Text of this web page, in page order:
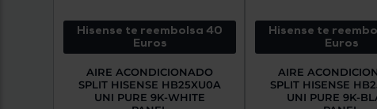
Hisense te reembolsa 40
Euros
AIRE ACONDICIONADO
SPLIT HISENSE HB25XU0A
UNI PURE 9K-WHITE
Hisense te
Euros
AIRE
SPLIT HISENSE
UNI PURE 9K-